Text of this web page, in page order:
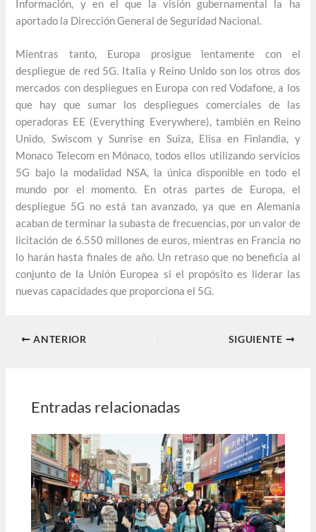
Información, y en el que la visión gubernamental la ha
aportado la Dirección General de Seguridad Nacional.
Mientras tanto, Europa prosigue lentamente con el
despliegue de red 5G. Italia y Reino Unido son los otros dos
mercados con despliegues en Europa con red Vodafone, a los
que hay que sumar los despliegues comerciales de las
operadoras EE (Everything Everywhere), también en Reino
Unido, Swiscom y Sunrise en Suiza, Elisa en Finlandia, y
Monaco Telecom en Mónaco, todos ellos utilizando servicios
5G bajo la modalidad NSA, la única disponible en todo el
mundo por el momento. En otras partes de Europa, el
despliegue 5G no está tan avanzado, ya que en Alemania
acaban de terminar la subasta de frecuencias, por un valor de
licitación de 6.550 millones de euros, mientras en Francia no
lo harán hasta finales de año. Un retraso que no beneficia al
conjunto de la Unión Europea si el propósito es liderar las
nuevas capacidades que proporciona el 5G.
ANTERIOR SIGUIENTE
Entradas relacionadas